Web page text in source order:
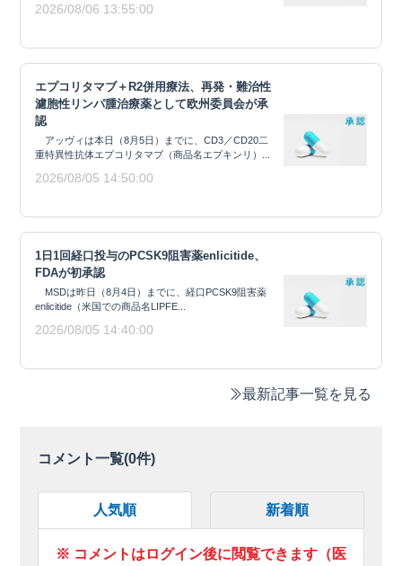
2026/08/06 13:55:00
エプコリタマブ＋R2併用療法、再発・難治性
濾胞性リンパ腫治療薬として欧州委員会が承
認
アッヴィは本日（8月5日）までに、CD3／CD20二
重特異性抗体エプコリタマブ（商品名エプキンリ）...
2026/08/05 14:50:00
1日1回経口投与のPCSK9阻害薬enlicitide、
FDAが初承認
MSDは昨日（8月4日）までに、経口PCSK9阻害薬
enlicitide（米国での商品名LIPFE...
2026/08/05 14:40:00
最新記事一覧を見る
コメント一覧(0件)
人気順 新着順
※ コメントはログイン後に閲覧できます（医